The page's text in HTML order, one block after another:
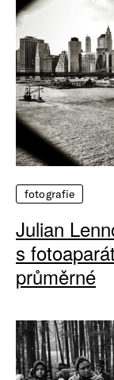
fotografie
Julian
s
průměrné